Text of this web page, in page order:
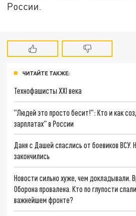
России.
ЧИТАЙТЕ ТАКЖЕ:
Технофашисты XXI века
"Людей это просто бесит!": Кто и как
зарплатах" в России
Даня с Дашей спаслись от боевиков
закончились
Новости сильно хуже, чем докладывали.
Оборона провалена. Кто по глупости
важнейшем фронте?